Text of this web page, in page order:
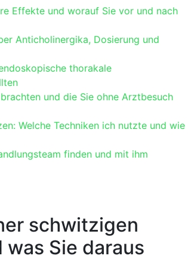
Effekte und worauf Sie vor und ⁢nach
Anticholinergika, Dosierung und
thorakale
und ⁢die‍ Sie‍ ohne Arztbesuch⁣
Welche Techniken ⁢ich nutzte und ⁤wie⁤
finden und mit ihm
schwitzigen
Sie daraus